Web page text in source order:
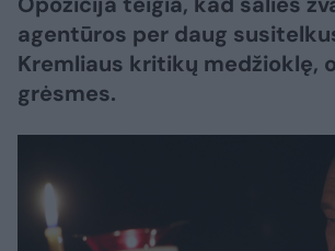
agentūros per daug
Kremliaus kritikų medžioklę,
grėsmes.